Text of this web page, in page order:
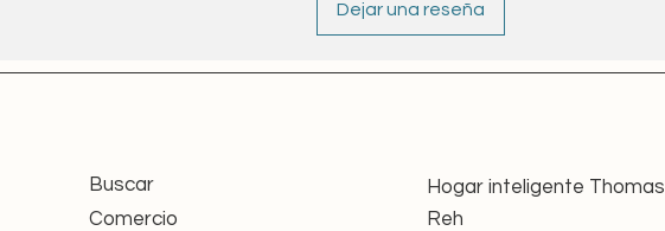
nachhaltigen Weiterbetrieb bestehender Anlagen, ohne
Motoren werden nach EU-Sicherheitsverordnung (GPSR)
damit die geltenden Anforderungen an Sicherheit und
Dejar una reseña
Buscar
Comercio
Hogar inteligente Thomas
Reh